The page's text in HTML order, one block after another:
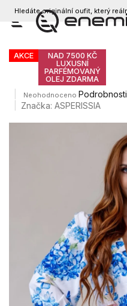
Přejít
Hledáte originální oufit, který
Dámské šaty
AKCE
NAD 7500 KČ
LUXUSNÍ
PARFÉMOVANÝ
OLEJ ZDARMA
Průměrné
hodnocení
Neohodnoceno
Značka:ASPERISSIA